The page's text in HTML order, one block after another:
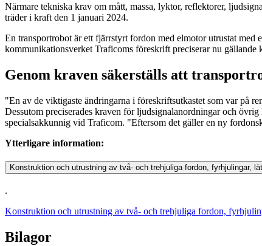
Närmare tekniska krav om mått, massa, lyktor, reflektorer,
träder i kraft den 1 januari 2024.
En transportrobot är ett fjärrstyrt fordon med elmotor utrustat med
kommunikationsverket Traficoms föreskrift preciserar nu gällande
Genom kraven säkerställs att
"En av de viktigaste ändringarna i föreskriftsutkastet som var på
Dessutom preciserades kraven för ljudsignalanordningar och
specialsakkunnig vid Traficom. "Eftersom det gäller en ny
Ytterligare information:
Konstruktion och utrustning av två- och trehjuliga fordon, fyrhjulingar,
.
Konstruktion och utrustning av två- och trehjuliga fordon,
Bilagor